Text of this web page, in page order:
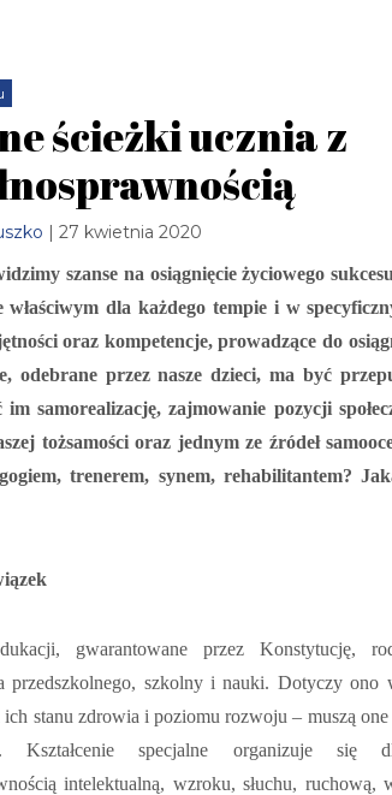
ścieżki ucznia z
| 27 kwietnia 2020
szanse na osiągnięcie życiowego
dla każdego tempie i w
oraz kompetencje, prowadzące do
odebrane przez nasze dzieci, ma być
im samorealizację, zajmowanie pozycji
tożsamości oraz jednym ze źródeł
trenerem, synem, rehabilitantem?
gwarantowane przez Konstytucję,
przedszkolnego, szkolny i nauki. Dotyczy
ich stanu zdrowia i poziomu rozwoju – muszą
Kształcenie specjalne organizuje się
intelektualną, wzroku, słuchu,